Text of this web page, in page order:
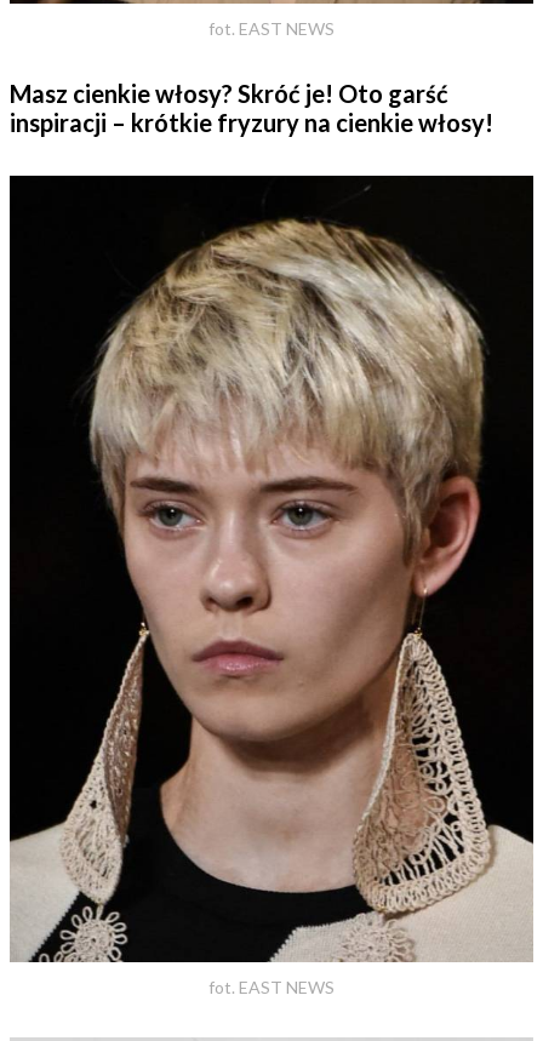
fot. EAST NEWS
Masz cienkie włosy? Skróć je! Oto garść
inspiracji – krótkie fryzury na cienkie włosy!
fot. EAST NEWS